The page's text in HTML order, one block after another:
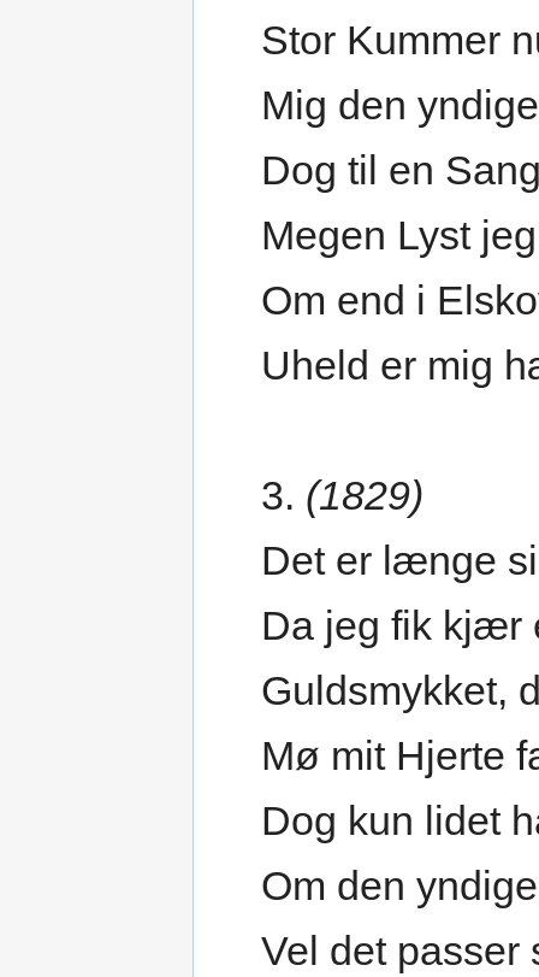
Stor Kummer
Mig den
Dog til en
Megen Lyst
Om end i
Uheld er mig
3. (1829)
Det er længe
Da jeg fik kjær
Guldsmykket,
Mø mit Hjerte
Dog kun lidet
Om den
Vel det passer